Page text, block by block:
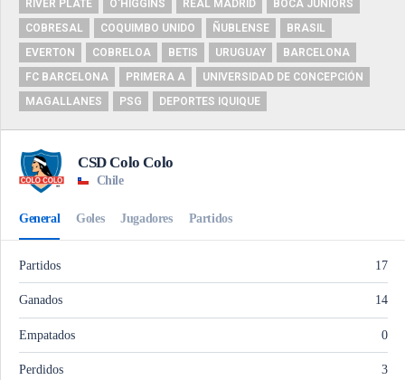
RIVER PLATE
O'HIGGINS REAL MADRID
BOCA JUNIORS
COBRESAL
COQUIMBO UNIDO ÑUBLENSE
BRASIL
EVERTON
COBRELOA BETIS URUGUAY
BARCELONA
FC BARCELONA
PRIMERA A
UNIVERSIDAD DE CONCEPCIÓN
MAGALLANES
PSG DEPORTES IQUIQUE